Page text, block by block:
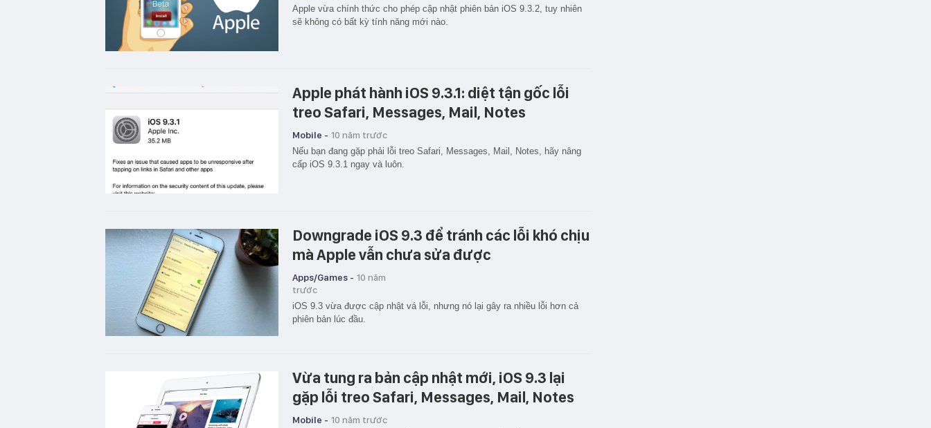
Apple vừa chính thức cho phép cập nhật phiên bản iOS 9.3.2, tuy nhiên
sẽ không có bất kỳ tính năng mới nào.
Apple phát hành iOS 9.3.1: diệt tận gốc lỗi
treo Safari, Messages, Mail, Notes
Mobile - 10 năm trước
Nếu bạn đang gặp phải lỗi treo Safari, Messages, Mail, Notes, hãy nâng
cấp iOS 9.3.1 ngay và luôn.
Downgrade iOS 9.3 để tránh các lỗi khó chịu
mà Apple vẫn chưa sửa được
Apps/Games - 10 năm
trước
iOS 9.3 vừa được cập nhật vá lỗi, nhưng nó lại gây ra nhiều lỗi hơn cả
phiên bản lúc đầu.
Vừa tung ra bản cập nhật mới, iOS 9.3 lại
gặp lỗi treo Safari, Messages, Mail, Notes
Mobile - 10 năm trước